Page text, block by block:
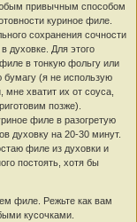
привычным способом
куриное филе.
сохранения сочности
духовке. Для этого
в тонкую фольгу или
бумагу (я не использую
мне хватит их от соуса,
позже).
филе в разогретую
духовку на 20-30 минут.
филе из духовки и
постоять, хотя бы
филе. Режьте как вам
кусочками.